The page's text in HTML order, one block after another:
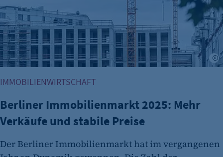
IMMOBILIENWIRTSCHAFT
Berliner Immobilienmarkt 2025: Mehr
Verkäufe und stabile Preise
Der Berliner Immobilienmarkt hat im vergangenen